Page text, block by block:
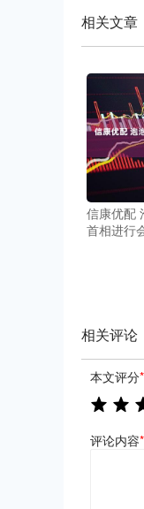
相关文章
信康优配
首相进行
相关评论
本文评分*
评论内容*